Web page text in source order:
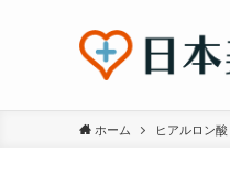
ホーム ヒアルロン酸